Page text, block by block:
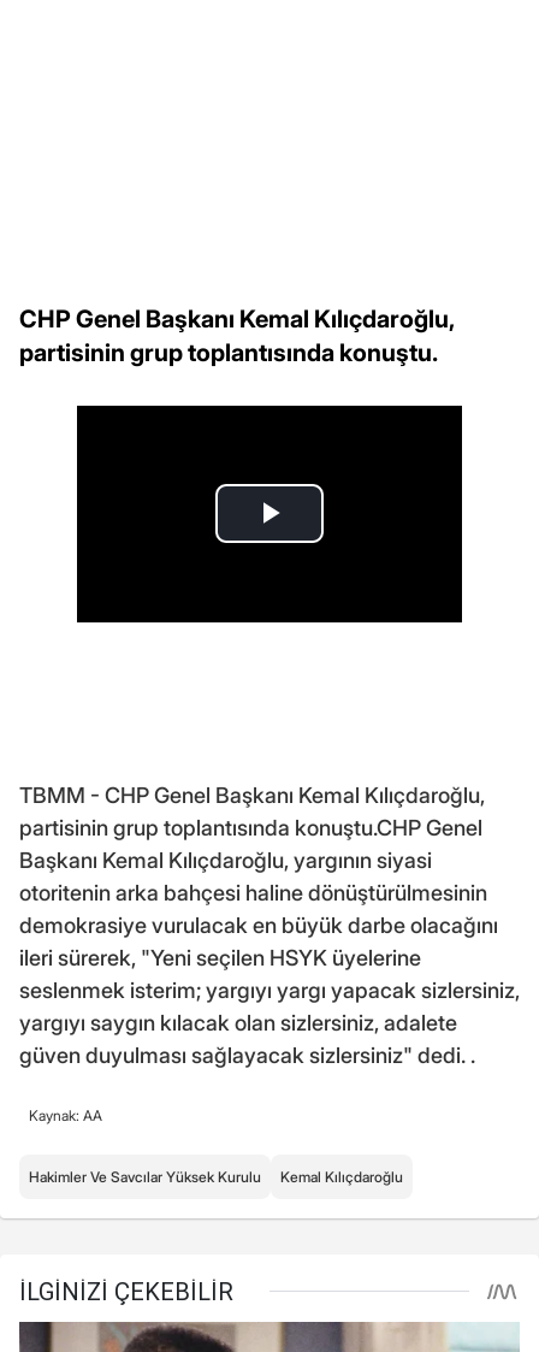
CHP Genel Başkanı Kemal Kılıçdaroğlu,
partisinin grup toplantısında konuştu.
TBMM - CHP Genel Başkanı Kemal Kılıçdaroğlu,
partisinin grup toplantısında konuştu.CHP Genel
Başkanı Kemal Kılıçdaroğlu, yargının siyasi
otoritenin arka bahçesi haline dönüştürülmesinin
demokrasiye vurulacak en büyük darbe olacağını
ileri sürerek, "Yeni seçilen HSYK üyelerine
seslenmek isterim; yargıyı yargı yapacak sizlersiniz,
yargıyı saygın kılacak olan sizlersiniz, adalete
güven duyulması sağlayacak sizlersiniz" dedi. .
Kaynak: AA
Hakimler Ve Savcılar Yüksek Kurulu Kemal Kılıçdaroğlu